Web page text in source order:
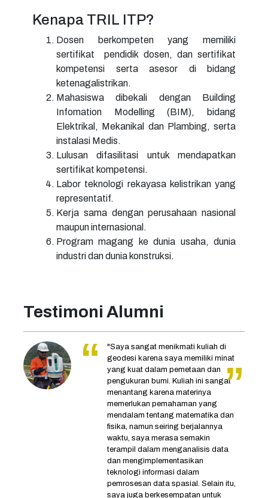
Kenapa TRIL ITP?
Dosen berkompeten yang memiliki
sertifikat pendidik dosen, dan sertifikat
kompetensi serta asesor di bidang
ketenagalistrikan.
Mahasiswa dibekali dengan Building
Infomation Modelling (BIM), bidang
Elektrikal, Mekanikal dan Plambing, serta
instalasi Medis.
Lulusan difasilitasi untuk mendapatkan
sertifikat kompetensi.
Labor teknologi rekayasa kelistrikan yang
representatif.
Kerja sama dengan perusahaan nasional
maupun internasional.
Program magang ke dunia usaha, dunia
industri dan dunia konstruksi.
Testimoni Alumni
"Saya sangat menikmati kuliah di
geodesi karena saya memiliki minat
yang kuat dalam pemetaan dan
pengukuran bumi. Kuliah ini sangat
menantang karena materinya
memerlukan pemahaman yang
mendalam tentang matematika dan
fisika, namun seiring berjalannya
waktu, saya merasa semakin
terampil dalam menganalisis data
dan mengimplementasikan
teknologi informasi dalam
pemrosesan data spasial. Selain itu,
saya juga berkesempatan untuk